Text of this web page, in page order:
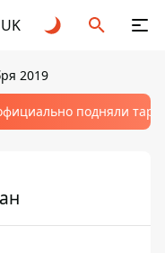
UK
2019
подняли